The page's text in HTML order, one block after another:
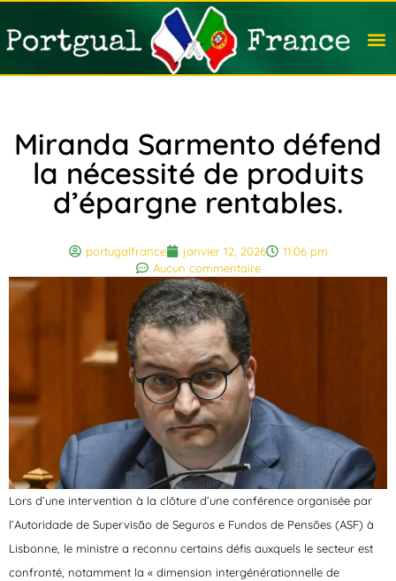
Miranda Sarmento défend
la nécessité de produits
d’épargne rentables.
portugalfrance janvier 12, 2026
11:06 pm
Aucun commentaire
Lors d’une intervention à la clôture d’une conférence organisée par
l’Autoridade de Supervisão de Seguros e Fundos de Pensões (ASF) à
Lisbonne, le ministre a reconnu certains défis auxquels le secteur est
confronté, notamment la « dimension intergénérationnelle de